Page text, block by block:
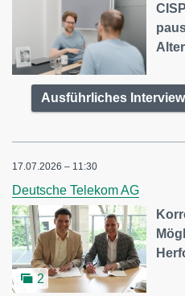
Ausführliches
17.07.2026 – 11:30
Deutsche Telekom AG
2